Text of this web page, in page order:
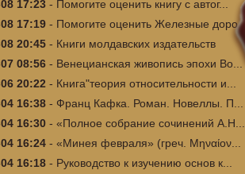
17:23- Помогите оценить книгу с автог...
17:19- Помогите оценить Железные доро...
20:45- Книги молдавских издательств
08:56- Венецианская живопись эпохи Во...
20:22 - Книга"теория относительности и...
16:38- Франц Кафка. Роман. Новеллы. П...
16:30- «Полное собрание сочинений А.Н...
16:24- «Минея февраля» (греч. Μηναίον...
16:18- Руководство к изучению основ к...